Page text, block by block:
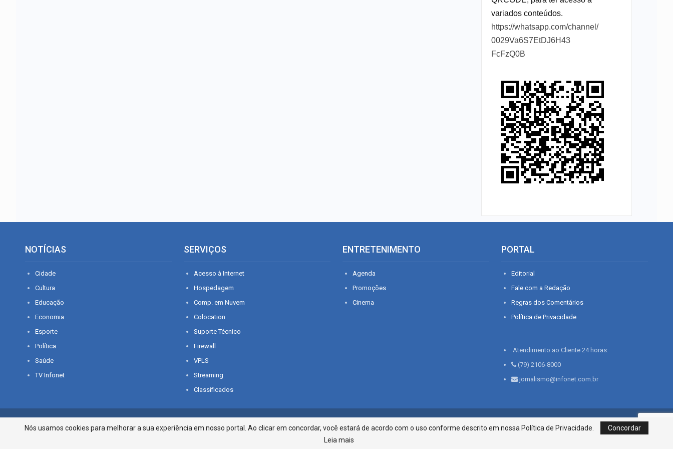
variados conteúdos.
https://whatsapp.com/channel/
0029Va6S7EtDJ6H43
FcFzQ0B
NOTÍCIAS
Cidade
Cultura
Educação
Economia
Esporte
Política
Saúde
TV Infonet
SERVIÇOS
Acesso à Internet
Hospedagem
Comp. em Nuvem
Colocation
Suporte Técnico
Firewall
VPLS
Streaming
Classificados
ENTRETENIMENTO
Agenda
Promoções
Cinema
PORTAL
Editorial
Fale com a Redação
Regras dos Comentários
Política de Privacidade
Atendimento ao Cliente 24 horas:
(79) 2106-8000
jornalismo@infonet.com.br
© 2026 - O que é notícia em Sergipe. Todos os direitos reservados.
Infonet - Rua Monsenhor Silveira 276, Bairro São José | Aracaju-SE, CEP 49015-030, Fone: 79.2106.8000 - CI
Centro de Informações LTDA
Nós usamos cookies para melhorar a sua experiência em nosso portal. Ao clicar em concordar, você estará de acordo com o uso conforme descrito em nossa Política de Privacidade.
Concordar
Leia mais